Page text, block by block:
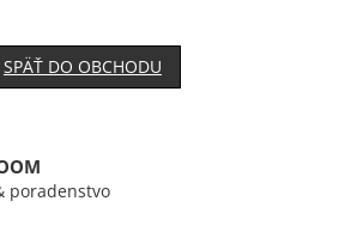
SPÄŤ DO OBCHODU
poradenstvo